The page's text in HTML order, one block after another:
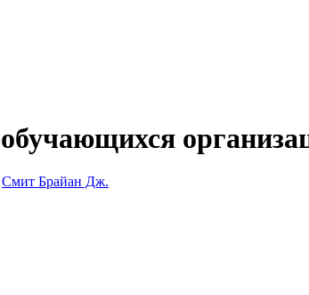
Смит Брайан Дж.